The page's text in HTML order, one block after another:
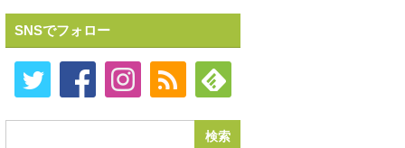
SNSでフォロー